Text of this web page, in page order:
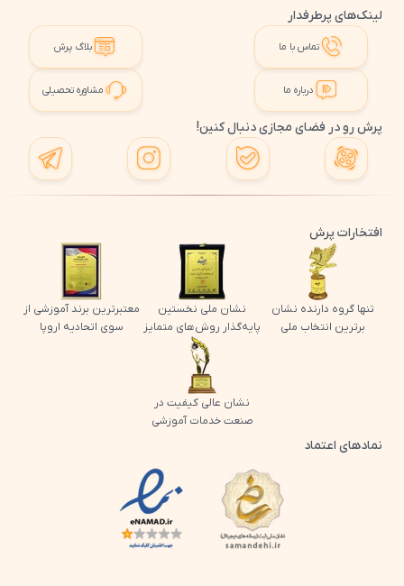
لینک‌های پرطرفدار
تماس با ما بلاگ پرش
درباره ما مشاوره تحصیلی
پرش رو در فضای مجازی دنبال کنین!
افتخارات پرش
تنها گروه دارنده نشان
برترین انتخاب ملی
نشان ملی نخستین
پایه‌گذار روش‌های متمایز
معتبرترین برند آموزشی از
سوی اتحادیه اروپا
نشان عالی کیفیت در
صنعت خدمات آموزشی
نمادهای اعتماد
لوگو اینماد پرش